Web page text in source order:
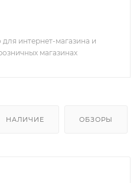
интернет-магазина и
магазинах
НАЛИЧИЕ ОБЗОРЫ